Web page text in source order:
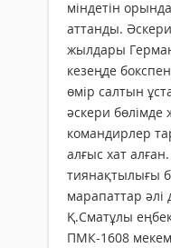
міндетін
аттанды.
жылдары
кезеңде
өмір салтын
әскери
командирлер
алғыс хат
тиянақтылығы
марапаттар әлі
Қ.Сматұлы
ПМК-1608